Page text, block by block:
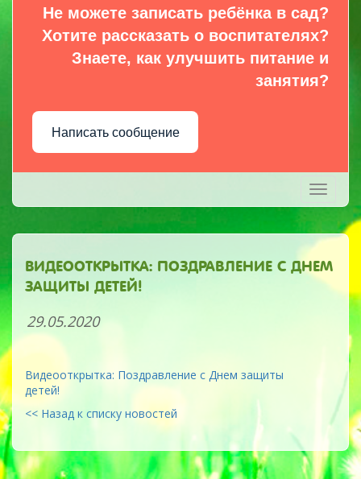
Не можете записать ребёнка в сад?
Хотите рассказать о воспитателях?
Знаете, как улучшить питание и
занятия?
Написать сообщение
Toggle
ВИДЕООТКРЫТКА: ПОЗДРАВЛЕНИЕ С ДНЕМ
ЗАЩИТЫ ДЕТЕЙ!
29.05.2020
Видеооткрытка: Поздравление с Днем защиты
детей!
<< Назад к списку новостей
Previous Next